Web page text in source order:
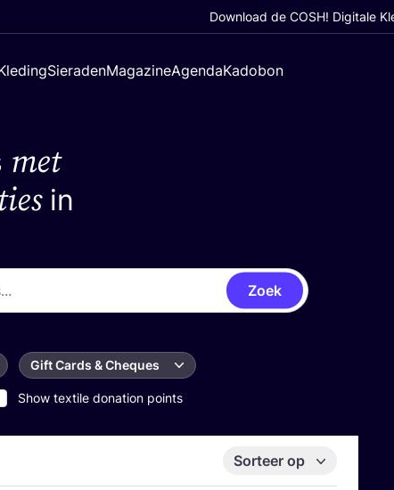
Download de COSH! Digitale
SieradenMagazineAgendaKadobon
met
in
Zoek
Gift Cards & Cheques
Show textile donation points
Sorteer op